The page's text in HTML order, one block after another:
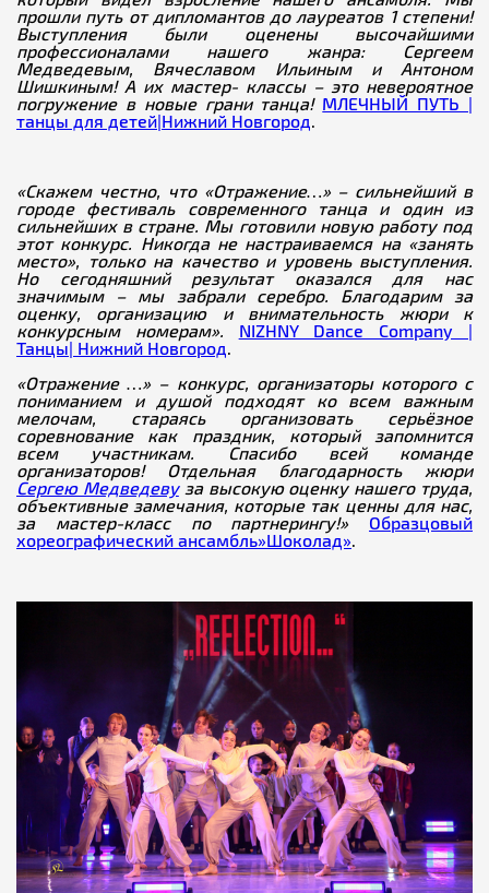
прошли путь от дипломантов до лауреатов 1 степени!
Выступления были оценены высочайшими
профессионалами нашего жанра: Сергеем
Медведевым, Вячеславом Ильиным и Антоном
Шишкиным! А их мастер- классы – это невероятное
погружение в новые грани танца! МЛЕЧНЫЙ ПУТЬ |
танцы для детей|Нижний Новгород.
«Скажем честно, что «Отражение…» – сильнейший в
городе фестиваль современного танца и один из
сильнейших в стране. Мы готовили новую работу под
этот конкурс. Никогда не настраиваемся на «занять
место», только на качество и уровень выступления.
Но сегодняшний результат оказался для нас
значимым – мы забрали серебро. Благодарим за
оценку, организацию и внимательность жюри к
конкурсным номерам».
NIZHNY Dance Company |
Танцы| Нижний Новгород.
«Отражение …» – конкурс, организаторы которого с
пониманием и душой подходят ко всем важным
мелочам, стараясь организовать серьёзное
соревнование как праздник, который запомнится
всем участникам. Спасибо всей команде
организаторов! Отдельная благодарность жюри
Сергею Медведевуза высокую оценку нашего труда,
объективные замечания, которые так ценны для нас,
за мастер-класс по партнерингу!»
Образцовый
хореографический ансамбль»Шоколад».